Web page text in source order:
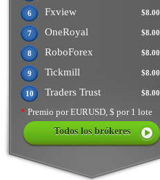
$8.00
6 Fxview
$8.00
7 OneRoyal
$8.00
8 RoboForex
$8.00
9 Tickmill
$8.00
10 Traders Trust
* Premio por EURUSD, $ por 1 lote
Todos los brókeres